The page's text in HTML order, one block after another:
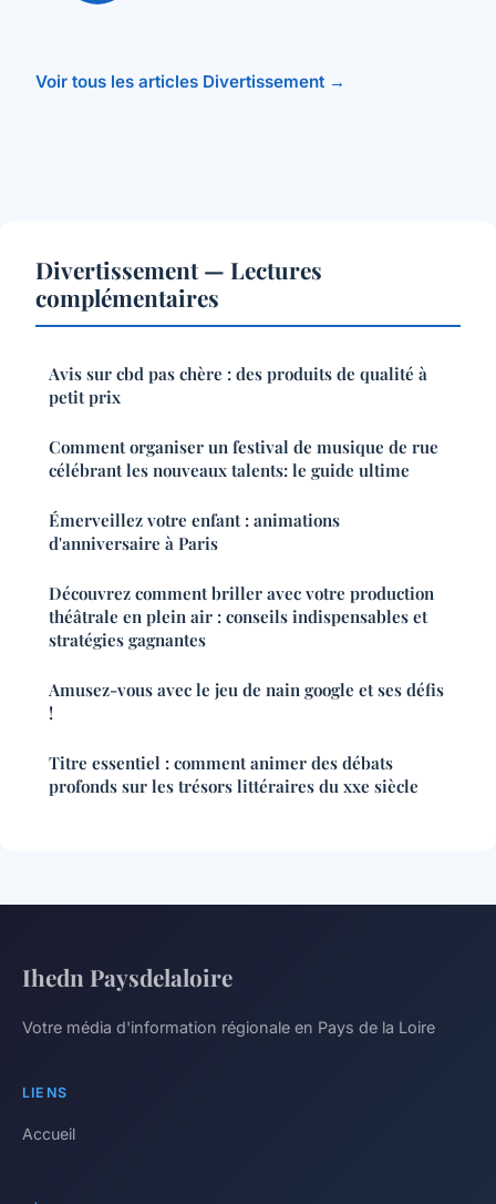
Voir tous les articles Divertissement →
Divertissement — Lectures
complémentaires
Avis sur cbd pas chère : des produits de qualité à
petit prix
Comment organiser un festival de musique de rue
célébrant les nouveaux talents: le guide ultime
Émerveillez votre enfant : animations
d'anniversaire à Paris
Découvrez comment briller avec votre production
théâtrale en plein air : conseils indispensables et
stratégies gagnantes
Amusez-vous avec le jeu de nain google et ses défis
!
Titre essentiel : comment animer des débats
profonds sur les trésors littéraires du xxe siècle
Ihedn Paysdelaloire
Votre média d'information régionale en Pays de la Loire
LIENS
Accueil